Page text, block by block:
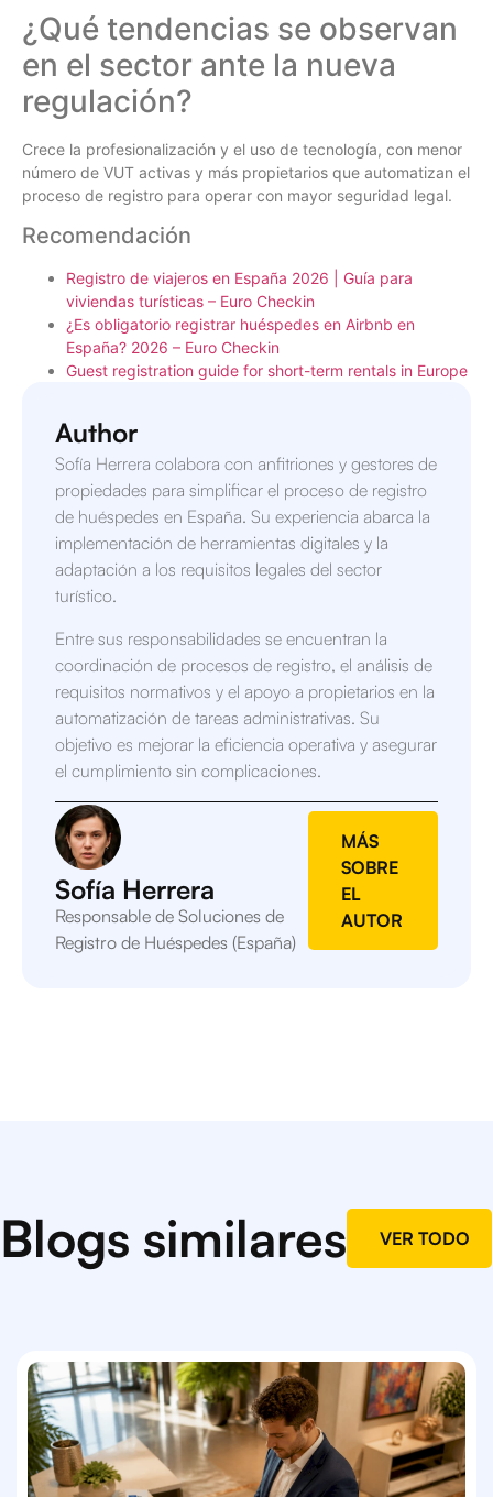
¿Qué tendencias se observan
en el sector ante la nueva
regulación?
Crece la profesionalización y el uso de tecnología, con menor
número de VUT activas y más propietarios que automatizan el
proceso de registro para operar con mayor seguridad legal.
Recomendación
Registro de viajeros en España 2026 | Guía para
viviendas turísticas – Euro Checkin
¿Es obligatorio registrar huéspedes en Airbnb en
España? 2026 – Euro Checkin
Guest registration guide for short-term rentals in Europe
Author
Sofía Herrera colabora con anfitriones y gestores de
propiedades para simplificar el proceso de registro
de huéspedes en España. Su experiencia abarca la
implementación de herramientas digitales y la
adaptación a los requisitos legales del sector
turístico.
Entre sus responsabilidades se encuentran la
coordinación de procesos de registro, el análisis de
requisitos normativos y el apoyo a propietarios en la
automatización de tareas administrativas. Su
objetivo es mejorar la eficiencia operativa y asegurar
el cumplimiento sin complicaciones.
Sofía Herrera
Responsable de Soluciones de
Registro de Huéspedes (España)
MÁS
SOBRE
EL
AUTOR
Blogs similares VER TODO